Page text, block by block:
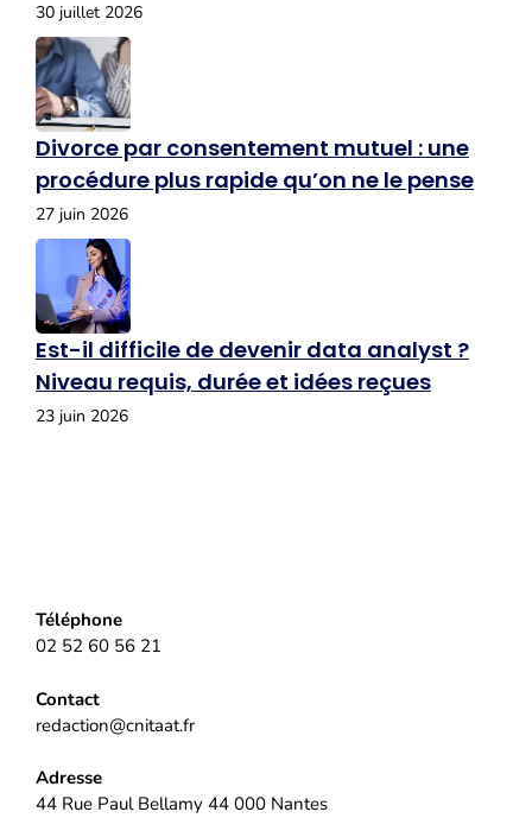
30 juillet 2026
Divorce par consentement mutuel : une
procédure plus rapide qu’on ne le pense
27 juin 2026
Est-il difficile de devenir data analyst ?
Niveau requis, durée et idées reçues
23 juin 2026
Téléphone
02 52 60 56 21
Contact
redaction@cnitaat.fr
Adresse
44 Rue Paul Bellamy 44 000 Nantes